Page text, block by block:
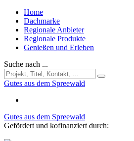
Home
Dachmarke
Regionale Anbieter
Regionale Produkte
Genießen und Erleben
Suche nach ...
Gutes aus dem Spreewald
Gutes aus dem Spreewald
Gefördert und kofinanziert durch: